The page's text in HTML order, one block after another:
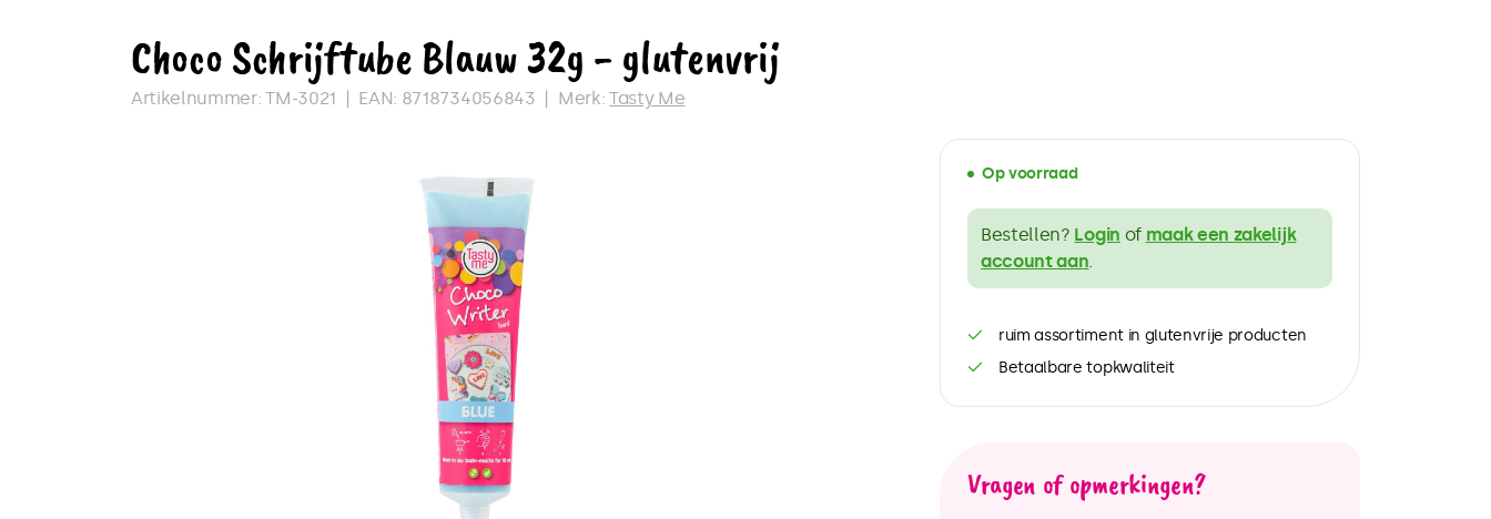
Choco Schrijftube Blauw 32g - glutenvrij
Artikelnummer:TM-3021 EAN: 8718734056843 Merk:Tasty Me
Op voorraad
Bestellen? Login of maak een zakelijk
account aan
ruim assortiment in glutenvrije producten
Betaalbare topkwaliteit
Vragen of opmerkingen?